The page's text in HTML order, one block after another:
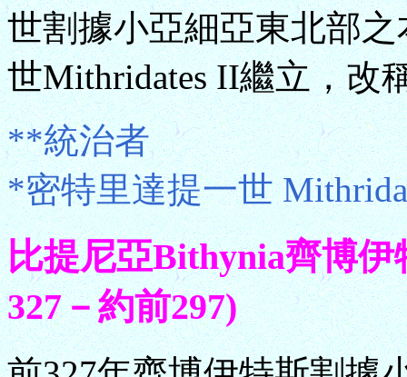
世割據小亞細亞東北部
世Mithridates II繼立，改
**統治者
*密特里達提一世
比提尼亞Bithynia齊博伊
327－約前297)